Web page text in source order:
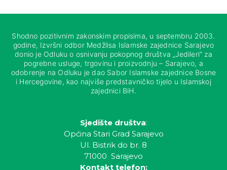
Shodno pozitivnim zakonskim propisima, u septembru 2003.
godine, Izvršni odbor Medžlisa Islamske zajednice Sarajevo
donio je Odluku o osnivanju pokopnog društva „Jedileri“ za
pogrebne usluge, trgovinu i proizvodnju – Sarajevo, a
odobrenje na Odluku je dao Sabor Islamske zajednice Bosne
i Hercegovine, kao najviše predstavničko tijelo u Islamskoj
zajednici BiH.
Sjedište društva:
Općina Stari Grad Sarajevo
Ul. Bistrik do br. 8
71000 Sarajevo
Kontakt telefon: